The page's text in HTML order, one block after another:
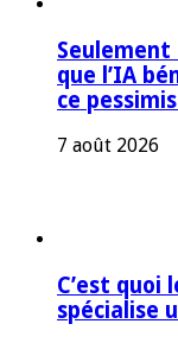
Seulement
que l’IA
ce
7 août 2026
C’est quoi
spécialise